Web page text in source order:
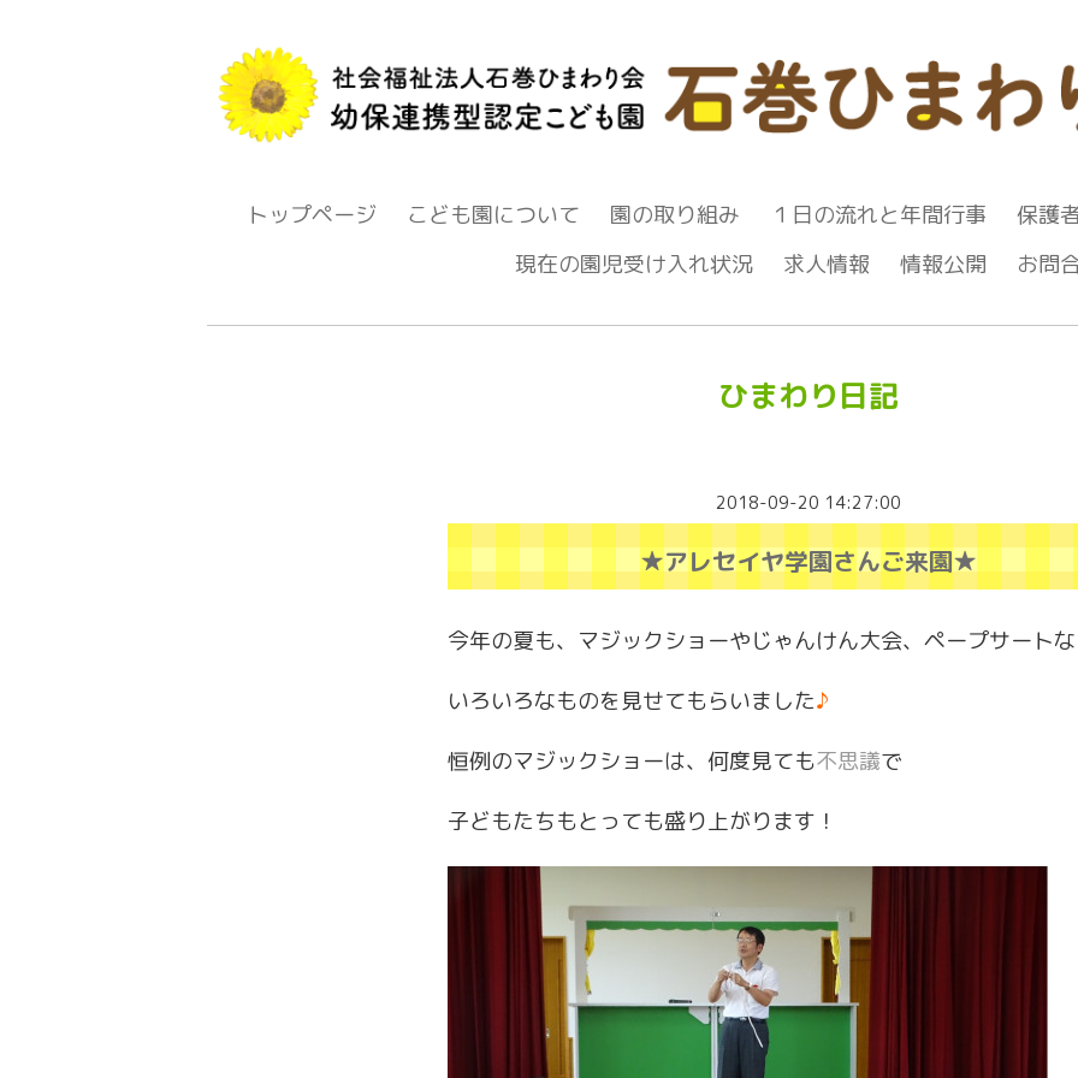
トップページ こども園について 園の取り組み １日の流れと年間行事
保護
現在の園児受け入れ状況
求人情報 情報公開 お問
ひまわり日記
2018-09-20 14:27:00
★アレセイヤ学園さんご来園★
今年の夏も、マジックショーやじゃんけん大会、ペープサート
いろいろなものを見せてもらいました♪
恒例のマジックショーは、何度見ても不思議で
子どもたちもとっても盛り上がります！